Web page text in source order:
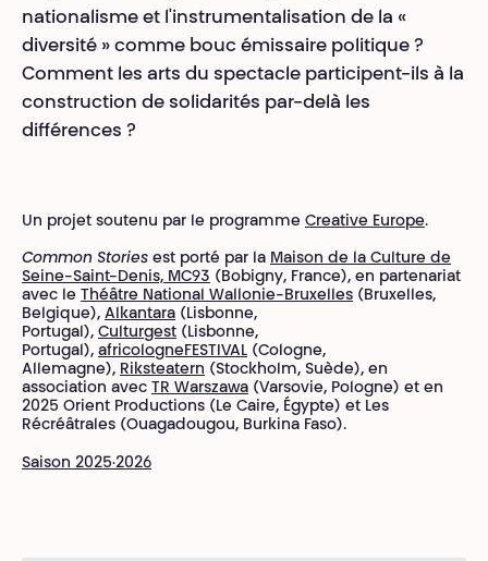
nationalisme et l'instrumentalisation de la «
diversité » comme bouc émissaire politique ?
Comment les arts du spectacle participent-ils à la
construction de solidarités par-delà les
différences ?
Un projet soutenu par le programme Creative Europe.
Common Stories est porté par la Maison de la Culture de
Seine-Saint-Denis, MC93 (Bobigny, France), en partenariat
avec le Théâtre National Wallonie-Bruxelles (Bruxelles,
Belgique), Alkantara (Lisbonne,
Portugal), Culturgest (Lisbonne,
Portugal), africologneFESTIVAL (Cologne,
Allemagne), Riksteatern (Stockholm, Suède), en
association avec TR Warszawa (Varsovie, Pologne) et en
2025 Orient Productions (Le Caire, Égypte) et Les
Récréâtrales (Ouagadougou, Burkina Faso).
Saison 2025·2026